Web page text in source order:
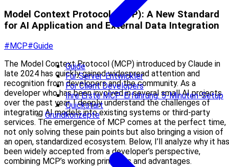
Guide
Für Server-Entwickler
For Client Developers
Ihre Erste MCP-Erfahrung: 5-Minuten-Setup
Quickstart
Grundkonzepte
Model Context Protocol (MCP): A New Standard
for AI Application and External Data Integration
#MCP#Guide
The Model Context Protocol (MCP) introduced by Claude in
late 2024 has quickly gained widespread attention and
recognition from developers and the community. As a
developer who has been involved in several small AI projects
over the past year, I deeply understand the challenges of
integrating AI models into existing systems or third-party
services. The emergence of MCP comes at the perfect time,
not only solving these pain points but also bringing a vision of
an open, standardized ecosystem. Below, I’ll analyze why it has
been widely accepted from a developer’s perspective,
combining MCP’s working principles and advantages.